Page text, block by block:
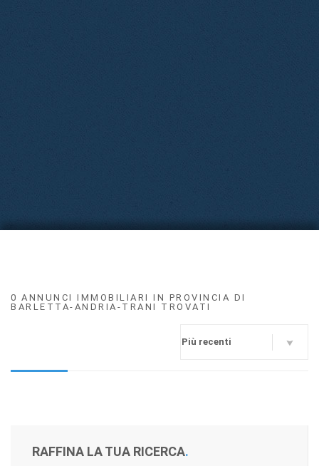
0 ANNUNCI IMMOBILIARI IN PROVINCIA DI
BARLETTA-ANDRIA-TRANI TROVATI
RAFFINA LA TUA RICERCA.